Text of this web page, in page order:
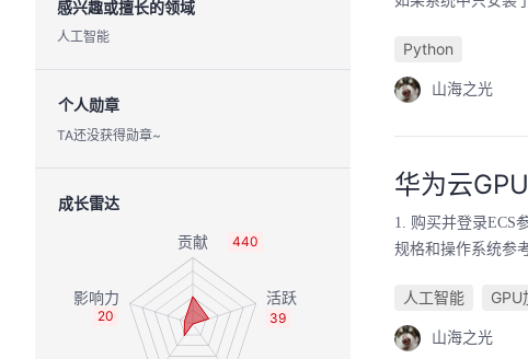
感兴趣或擅长的领域
人工智能
个人勋章
TA还没获得勋章~
成长雷达
440
39
20
Python
山海之光
华为云
1. 购买并登录ECS
规格和操作系统参
人工智能 GPU
山海之光